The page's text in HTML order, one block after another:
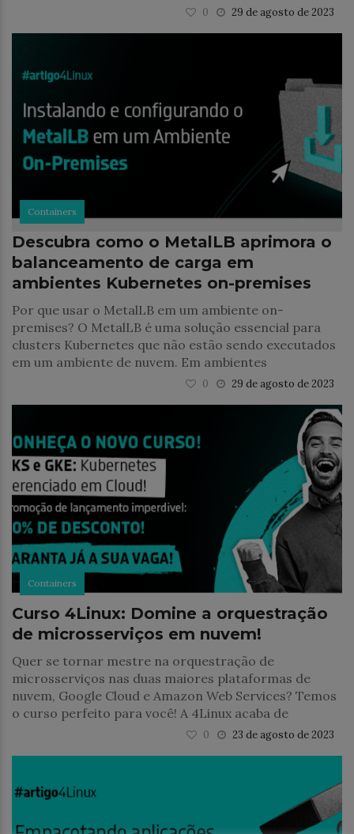
29 de agosto de 2023
0
Containers
Descubra como o MetalLB aprimora o
balanceamento de carga em
ambientes Kubernetes on-premises
Por que usar o MetalLB em um ambiente on-
premises? O MetalLB é uma solução essencial para
clusters Kubernetes que não estão sendo executados
em um ambiente de nuvem. Em ambientes
29 de agosto de 2023
0
Containers
Curso 4Linux: Domine a orquestração
de microsserviços em nuvem!
Quer se tornar mestre na orquestração de
microsserviços nas duas maiores plataformas de
nuvem, Google Cloud e Amazon Web Services? Temos
o curso perfeito para você! A 4Linux acaba de
23 de agosto de 2023
0